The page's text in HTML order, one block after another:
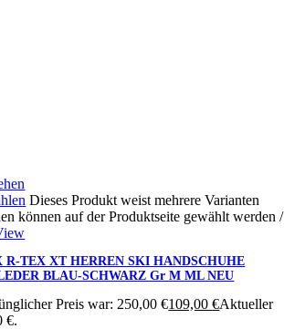
Dieses Produkt weist mehrere Varianten
können auf der Produktseite gewählt werden/
R-TEX XT HERREN SKI HANDSCHUHE
BLAU-SCHWARZ Gr M ML NEU
Preis war: 250,00 €109,00€Aktueller
€.